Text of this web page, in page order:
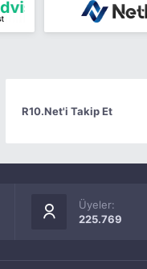
R10.Net'i Takip Et
Üyeler:
225.769